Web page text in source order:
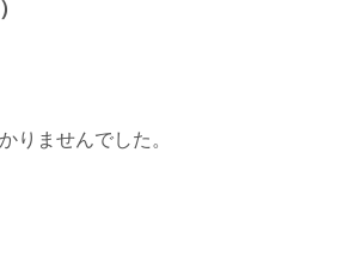
りませんでした。